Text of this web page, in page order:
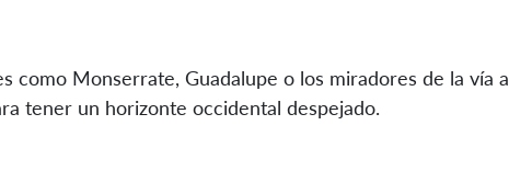
como Monserrate, Guadalupe o los miradores de la vía a
tener un horizonte occidental despejado.